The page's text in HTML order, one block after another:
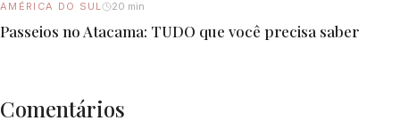
AMÉRICA DO SUL 20 min
Passeios no Atacama: TUDO que você precisa saber
Comentários